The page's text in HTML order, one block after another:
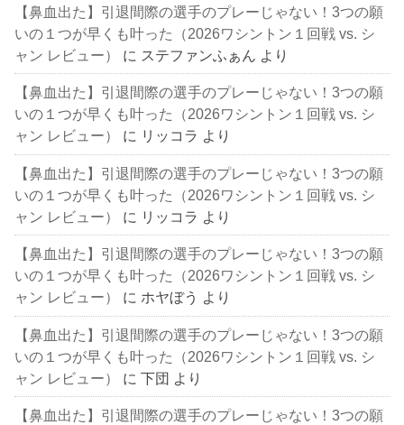
【鼻血出た】引退間際の選手のプレーじゃない！3つの願
いの１つが早くも叶った（2026ワシントン１回戦 vs. シ
ャン レビュー）
に ステファンふぁん より
【鼻血出た】引退間際の選手のプレーじゃない！3つの願
いの１つが早くも叶った（2026ワシントン１回戦 vs. シ
ャン レビュー）
に リッコラ より
【鼻血出た】引退間際の選手のプレーじゃない！3つの願
いの１つが早くも叶った（2026ワシントン１回戦 vs. シ
ャン レビュー）
に リッコラ より
【鼻血出た】引退間際の選手のプレーじゃない！3つの願
いの１つが早くも叶った（2026ワシントン１回戦 vs. シ
ャン レビュー）
に ホヤぼう より
【鼻血出た】引退間際の選手のプレーじゃない！3つの願
いの１つが早くも叶った（2026ワシントン１回戦 vs. シ
ャン レビュー）
に下団 より
【鼻血出た】引退間際の選手のプレーじゃない！3つの願